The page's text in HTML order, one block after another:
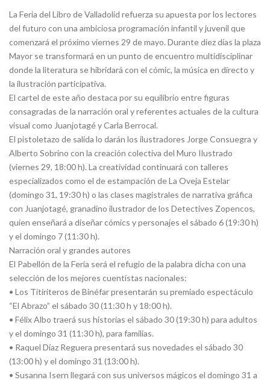
La Feria del Libro de Valladolid refuerza su apuesta por los lectores
del futuro con una ambiciosa programación infantil y juvenil que
comenzará el próximo viernes 29 de mayo. Durante diez días la plaza
Mayor se transformará en un punto de encuentro multidisciplinar
donde la literatura se hibridará con el cómic, la música en directo y
la ilustración participativa.
El cartel de este año destaca por su equilibrio entre figuras
consagradas de la narración oral y referentes actuales de la cultura
visual como Juanjotagé y Carla Berrocal.
El pistoletazo de salida lo darán los ilustradores Jorge Consuegra y
Alberto Sobrino con la creación colectiva del Muro Ilustrado
(viernes 29, 18:00 h). La creatividad continuará con talleres
especializados como el de estampación de La Oveja Estelar
(domingo 31, 19:30 h) o las clases magistrales de narrativa gráfica
con Juanjotagé, granadino ilustrador de los Detectives Zopencos,
quien enseñará a diseñar cómics y personajes el sábado 6 (19:30 h)
y el domingo 7 (11:30 h).
Narración oral y grandes autores
El Pabellón de la Feria será el refugio de la palabra dicha con una
selección de los mejores cuentistas nacionales:
• Los Titiriteros de Binéfar presentarán su premiado espectáculo
“El Abrazo” el sábado 30 (11:30 h y 18:00 h).
• Félix Albo traerá sus historias el sábado 30 (19:30 h) para adultos
y el domingo 31 (11:30 h), para familias.
• Raquel Díaz Reguera presentará sus novedades el sábado 30
(13:00 h) y el domingo 31 (13:00 h).
• Susanna Isern llegará con sus universos mágicos el domingo 31 a